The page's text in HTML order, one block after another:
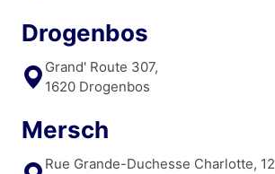
Drogenbos
Grand' Route 307,
1620 Drogenbos
Mersch
Rue Grande-Duchesse Charlotte, 12